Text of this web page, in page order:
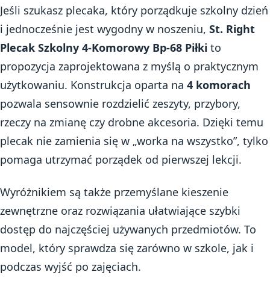
Jeśli szukasz plecaka, który porządkuje szkolny dzień
i jednocześnie jest wygodny w noszeniu, St. Right
Plecak Szkolny 4-Komorowy Bp-68 Piłki to
propozycja zaprojektowana z myślą o praktycznym
użytkowaniu. Konstrukcja oparta na 4 komorach
pozwala sensownie rozdzielić zeszyty, przybory,
rzeczy na zmianę czy drobne akcesoria. Dzięki temu
plecak nie zamienia się w „worka na wszystko”, tylko
pomaga utrzymać porządek od pierwszej lekcji.
Wyróżnikiem są także przemyślane kieszenie
zewnętrzne oraz rozwiązania ułatwiające szybki
dostęp do najczęściej używanych przedmiotów. To
model, który sprawdza się zarówno w szkole, jak i
podczas wyjść po zajęciach.